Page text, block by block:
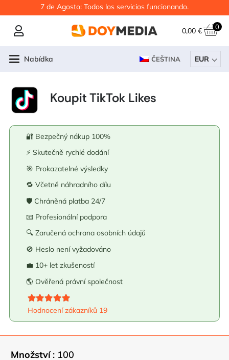
7 de Agosto: Todos los servicios funcionando.
0,00 € 0
Nabídka ČEŠTINA EUR
Koupit TikTok Likes
🔐 Bezpečný nákup 100%
⚡ Skutečně rychlé dodání
🎯 Prokazatelné výsledky
🔁 Včetně náhradního dílu
🛡️ Chráněná platba 24/7
📧 Profesionální podpora
🔍 Zaručená ochrana osobních údajů
🚫 Heslo není vyžadováno
💼 10+ let zkušeností
🌎 Ověřená právní společnost
Hodnoceno5.00z 5
Hodnocení zákazníků 19
Množství : 100